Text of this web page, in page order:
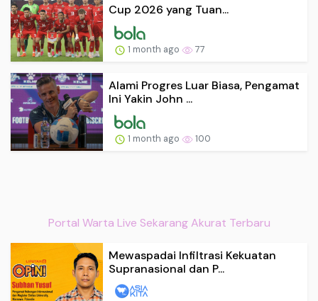
Cup 2026 yang Tuan...
1 month ago 77
Alami Progres Luar Biasa, Pengamat
Ini Yakin John ...
1 month ago 100
Portal Warta Live Sekarang Akurat Terbaru
Mewaspadai Infiltrasi Kekuatan
Supranasional dan P...